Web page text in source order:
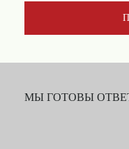
МЫ ГОТОВЫ